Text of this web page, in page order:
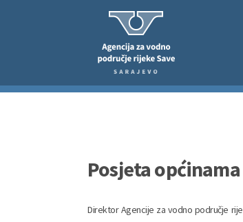
Posjeta
Direktor Agencije za vodno područje